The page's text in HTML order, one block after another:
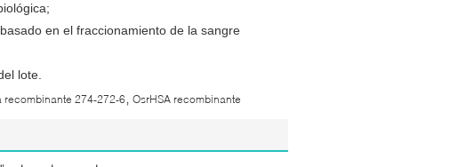
en el fraccionamiento de la sangre
lote.
recombinante 274-272-6 OsrHSA recombinante